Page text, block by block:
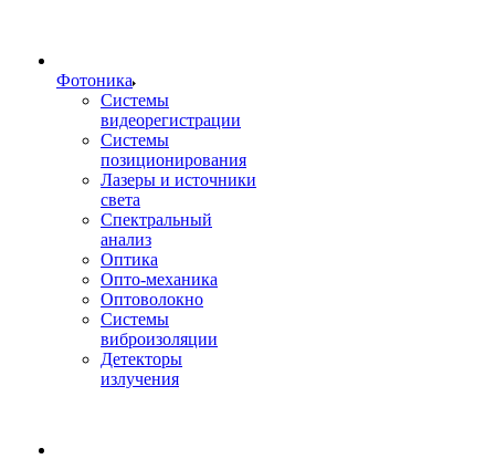
Фотоника
Cистемы
видеорегистрации
Системы
позиционирования
Лазеры и источники
света
Спектральный
анализ
Оптика
Опто-механика
Оптоволокно
Системы
виброизоляции
Детекторы
излучения